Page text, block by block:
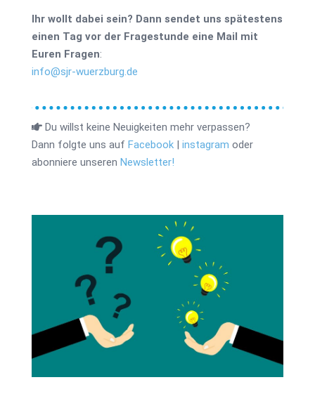
Ihr wollt dabei sein? Dann sendet uns spätestens
einen Tag vor der Fragestunde eine Mail mit
Euren Fragen:
info@sjr-wuerzburg.de
Du willst keine Neuigkeiten mehr verpassen?
Dann folgte uns auf Facebook | instagram oder
abonniere unseren Newsletter!